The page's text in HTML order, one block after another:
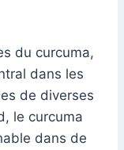
du curcuma,
dans les
de diverses
le curcuma
dans de